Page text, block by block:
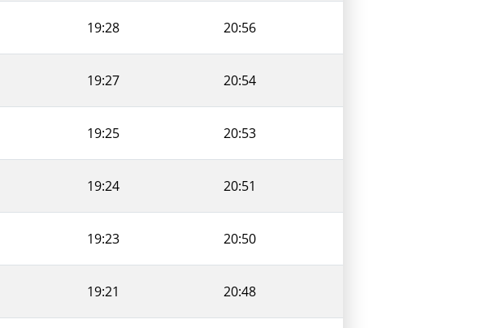
19:28 20:56
19:27 20:54
19:25 20:53
19:24 20:51
19:23 20:50
19:21 20:48